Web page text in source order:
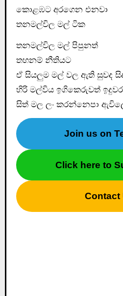
කොළඹට අරගෙන එනවා
තනමල්විල මල් ටික
තනමල්විල මල් පිපුනත්
තහනම් නීතියට
ඒ සියලුම මල් වල ඇති සුවද
හිරි මල්විය ඉගිකෙරුවත්
සිත් මල ලං කරන්නෙපා
Join us on
Click here to
Contact